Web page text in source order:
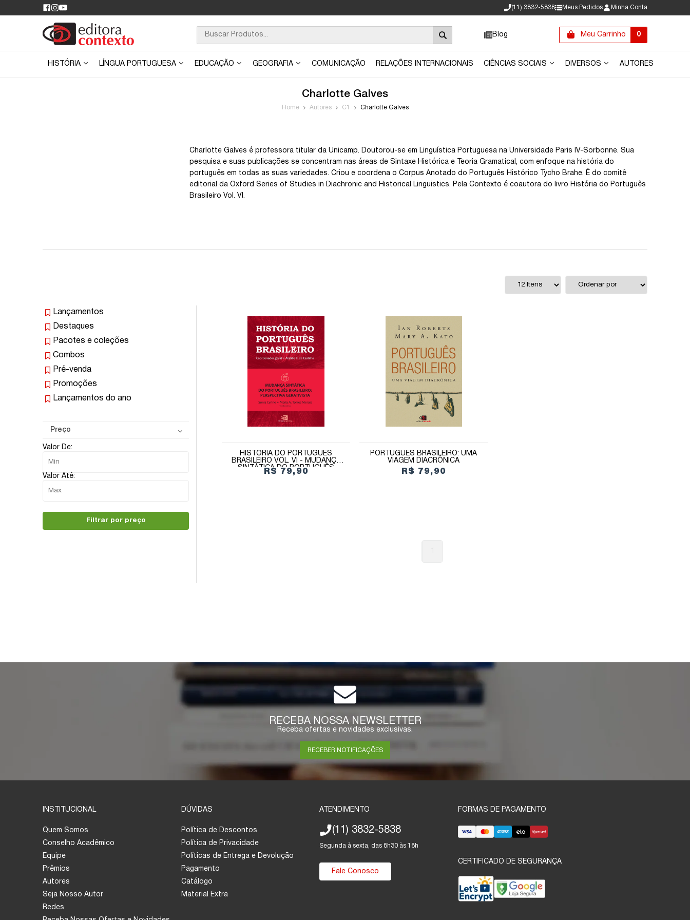
(11) 3832-5838 Meus Pedidos Minha Conta
Blog Meu Carrinho 0
HISTÓRIA LÍNGUA PORTUGUESA EDUCAÇÃO GEOGRAFIA COMUNICAÇÃO RELAÇÕES INTERNACIONAIS CIÊNCIAS SOCIAIS DIVERSOS AUTORES
Charlotte Galves
Home Autores C1 Charlotte Galves
Charlotte Galves é professora titular da Unicamp. Doutorou-se em Linguística Portuguesa na Universidade Paris IV-Sorbonne. Sua
pesquisa e suas publicações se concentram nas áreas de Sintaxe Histórica e Teoria Gramatical, com enfoque na história do
português em todas as suas variedades. Criou e coordena o Corpus Anotado do Português Histórico Tycho Brahe. É do comitê
editorial da Oxford Series of Studies in Diachronic and Historical Linguistics. Pela Contexto é coautora do livro História do Português
Brasileiro Vol. VI.
Lançamentos
Destaques
Pacotes e coleções
Combos
Pré-venda
Promoções
Lançamentos do ano
Preço
Valor De:
Valor Até:
Filtrar por preço
HISTÓRIA DO PORTUGUÊS
BRASILEIRO VOL. VI - MUDANÇA
SINTÁTICA DO PORTUGUÊS
BRASILEIRO: PERSPECTIVA
R$ 79,90
PORTUGUÊS BRASILEIRO: UMA
VIAGEM DIACRÔNICA
R$ 79,90
RECEBA NOSSA NEWSLETTER
Receba ofertas e novidades exclusivas.
RECEBER NOTIFICAÇÕES
INSTITUCIONAL
Quem Somos
Conselho Acadêmico
Equipe
Prêmios
Autores
Seja Nosso Autor
Redes
DÚVIDAS
Política de Descontos
Política de Privacidade
Políticas de Entrega e Devolução
Pagamento
Catálogo
Material Extra
ATENDIMENTO
(11) 3832-5838
Segunda à sexta, das 8h30 às 18h
Fale Conosco
FORMAS DE PAGAMENTO
CERTIFICADO DE SEGURANÇA